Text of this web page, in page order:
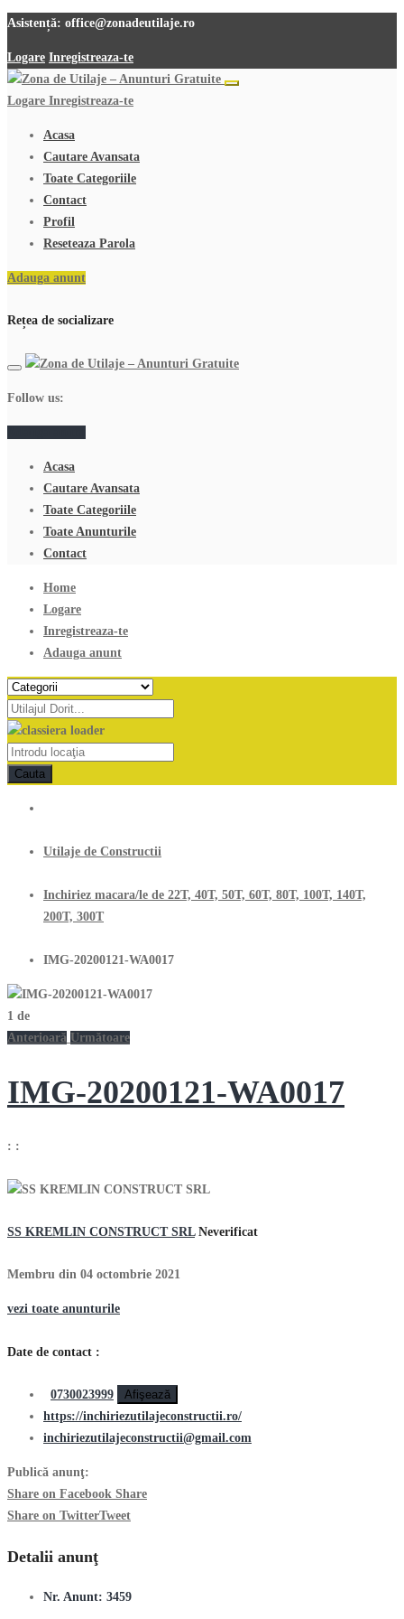
Asistență: office@zonadeutilaje.ro
Logare Inregistreaza-te
Logare Inregistreaza-te
Acasa
Cautare Avansata
Toate Categoriile
Contact
Profil
Reseteaza Parola
Adauga anunt
Rețea de socializare
Follow us:
Acasa
Cautare Avansata
Toate Categoriile
Toate Anunturile
Contact
Home
Logare
Inregistreaza-te
Adauga anunt
Cauta
Utilaje de Constructii
Inchiriez macara/le de 22T, 40T, 50T, 60T, 80T, 100T, 140T,
200T, 300T
IMG-20200121-WA0017
1 de
Anterioară Următoare
IMG-20200121-WA0017
: :
SS KREMLIN CONSTRUCT SRL Neverificat
Membru din 04 octombrie 2021
vezi toate anunturile
Date de contact :
0730023999
Afişează
https://inchiriezutilajeconstructii.ro/
inchiriezutilajeconstructii@gmail.com
Publică anunţ:
Share on Facebook Share
Share on TwitterTweet
Detalii anunţ
Nr. Anunt: 3459